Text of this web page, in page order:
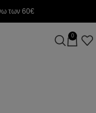
των 60€
0